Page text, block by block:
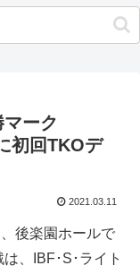
マーク
初回TKOデ
2021.03.11
後楽園ホールで
、IBF･S･ライト